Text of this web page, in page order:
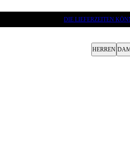
DIE LIEFERZEITEN
HERREN